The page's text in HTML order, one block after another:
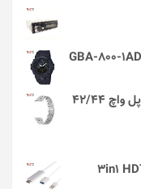
بند طرح Diamond کد i1012 مناسب برای اپل واچ 42/44